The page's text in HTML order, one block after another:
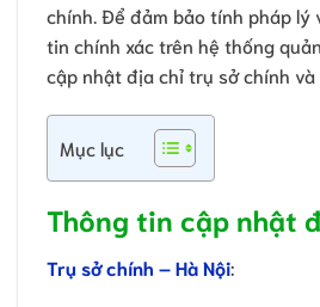
chính. Để đảm bảo tính pháp lý
tin chính xác trên hệ thống
cập nhật địa chỉ trụ sở chính và
Mục lục
Thông tin cập nhật
Trụ sở chính – Hà Nội: